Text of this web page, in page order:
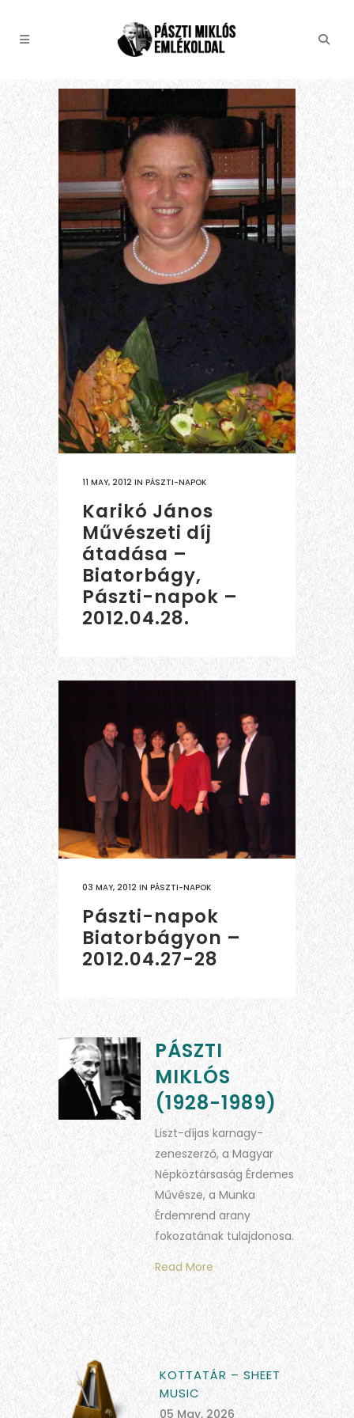
11 MAY, 2012 IN PÁSZTI-NAPOK
Karikó János
Művészeti díj
átadása –
Biatorbágy,
Pászti-napok –
2012.04.28.
03 MAY, 2012 IN PÁSZTI-NAPOK
Pászti-napok
Biatorbágyon –
2012.04.27-28
PÁSZTI
MIKLÓS
(1928-1989)
Liszt-díjas karnagy-
zeneszerző, a Magyar
Népköztársaság Érdemes
Művésze, a Munka
Érdemrend arany
fokozatának tulajdonosa.
Read More
KOTTATÁR – SHEET
MUSIC
05 May, 2026